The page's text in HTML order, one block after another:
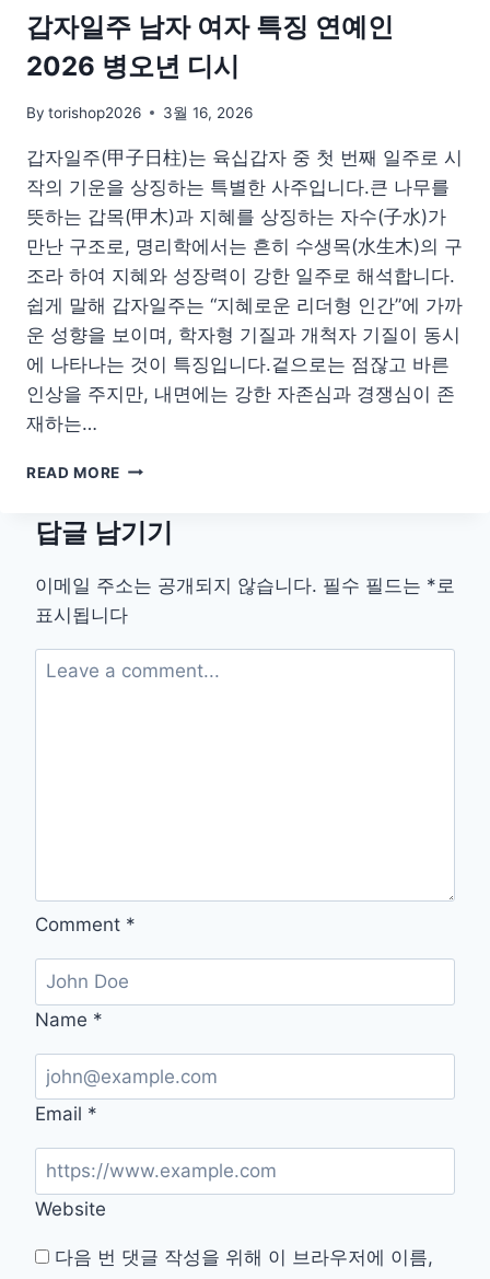
갑자일주 남자 여자 특징 연예인
2026 병오년 디시
By torishop2026 3월 16, 2026
갑자일주(甲子日柱)는 육십갑자 중 첫 번째 일주로 시
작의 기운을 상징하는 특별한 사주입니다.큰 나무를
뜻하는 갑목(甲木)과 지혜를 상징하는 자수(子水)가
만난 구조로, 명리학에서는 흔히 수생목(水生木)의 구
조라 하여 지혜와 성장력이 강한 일주로 해석합니다.
쉽게 말해 갑자일주는 “지혜로운 리더형 인간”에 가까
운 성향을 보이며, 학자형 기질과 개척자 기질이 동시
에 나타나는 것이 특징입니다.겉으로는 점잖고 바른
인상을 주지만, 내면에는 강한 자존심과 경쟁심이 존
재하는…
READ MORE 갑
주
자
여
자
특
징
답글 남기기
이메일 주소는 공개되지 않습니다. 필수 필드는 * 로
표시됩니다
Comment *
Name *
Email *
Website
다음 번 댓글 작성을 위해 이 브라우저에 이름,